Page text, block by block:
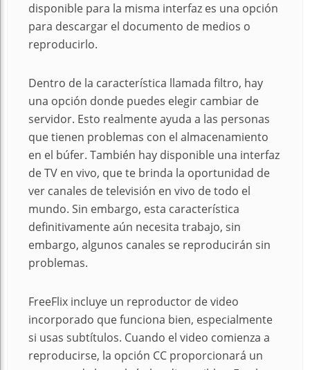
disponible para la misma interfaz es una opción
para descargar el documento de medios o
reproducirlo.
Dentro de la característica llamada filtro, hay
una opción donde puedes elegir cambiar de
servidor. Esto realmente ayuda a las personas
que tienen problemas con el almacenamiento
en el búfer. También hay disponible una interfaz
de TV en vivo, que te brinda la oportunidad de
ver canales de televisión en vivo de todo el
mundo. Sin embargo, esta característica
definitivamente aún necesita trabajo, sin
embargo, algunos canales se reproducirán sin
problemas.
FreeFlix incluye un reproductor de video
incorporado que funciona bien, especialmente
si usas subtítulos. Cuando el video comienza a
reproducirse, la opción CC proporcionará un